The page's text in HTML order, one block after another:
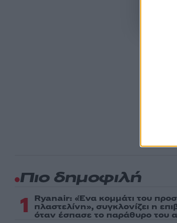
Πιο δημοφιλή
1 Ryanair: «Ένα κομμάτι του
πλαστελίνη», συγκλονίζει η
όταν έσπασε το παράθυρο του